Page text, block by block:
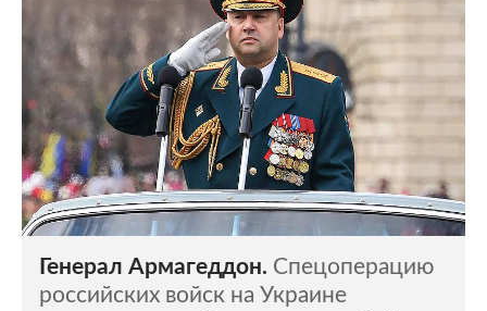
Генерал Армагеддон. Спецоперацию
российских войск на Украине